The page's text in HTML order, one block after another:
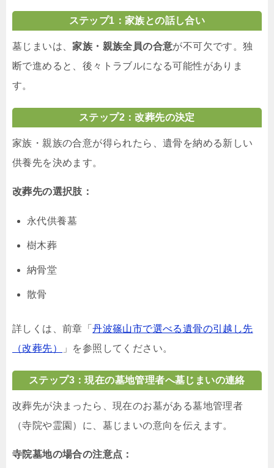
ステップ1：家族との話し合い
墓じまいは、 家族・親族全員の合意が不可欠です。独
断で進めると、後々トラブルになる可能性がありま
す。
ステップ2：改葬先の決定
家族・親族の合意が得られたら、遺骨を納める新しい
供養先を決めます。
改葬先の選択肢：
永代供養墓
樹木葬
納骨堂
散骨
詳しくは、前章「丹波篠山市で選べる遺骨の引越し先
（改葬先）
」を参照してください。
ステップ3：現在の墓地管理者へ墓じまいの連絡
改葬先が決まったら、現在のお墓がある墓地管理者
（寺院や霊園）に、墓じまいの意向を伝えます。
寺院墓地の場合の注意点：